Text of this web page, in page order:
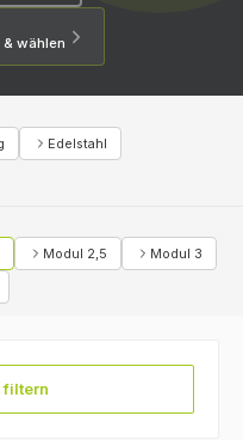
wählen
Edelstahl
Modul 2,5
Modul 3
filtern